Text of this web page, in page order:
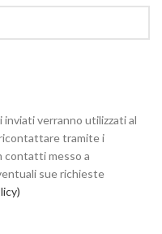
inviati verranno utilizzati al
tramite i
contatti messo a
sue richieste